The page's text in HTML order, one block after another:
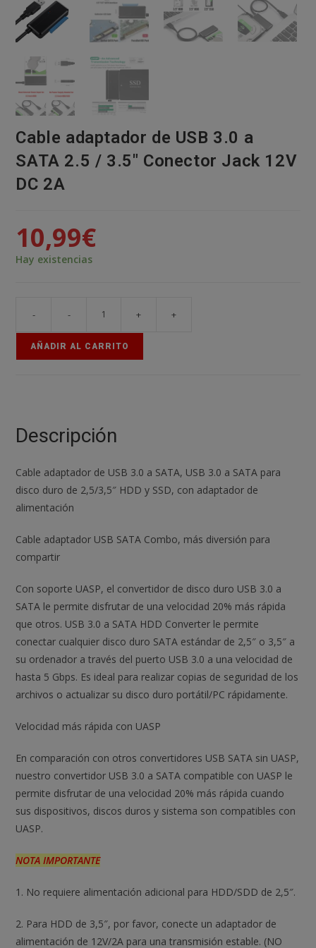
Cable adaptador de USB 3.0 a
SATA 2.5 / 3.5″ Conector Jack 12V
DC 2A
10,99€
Hay existencias
-
Conector
12V
cantidad
- + +
AÑADIR AL CARRITO
Descripción
Cable adaptador de USB 3.0 a SATA, USB 3.0 a SATA para
disco duro de 2,5/3,5″ HDD y SSD, con adaptador de
alimentación
Cable adaptador USB SATA Combo, más diversión para
compartir
Con soporte UASP, el convertidor de disco duro USB 3.0 a
SATA le permite disfrutar de una velocidad 20% más rápida
que otros. USB 3.0 a SATA HDD Converter le permite
conectar cualquier disco duro SATA estándar de 2,5″ o 3,5″ a
su ordenador a través del puerto USB 3.0 a una velocidad de
hasta 5 Gbps. Es ideal para realizar copias de seguridad de los
archivos o actualizar su disco duro portátil/PC rápidamente.
Velocidad más rápida con UASP
En comparación con otros convertidores USB SATA sin UASP,
nuestro convertidor USB 3.0 a SATA compatible con UASP le
permite disfrutar de una velocidad 20% más rápida cuando
sus dispositivos, discos duros y sistema son compatibles con
UASP.
NOTA IMPORTANTE
1. No requiere alimentación adicional para HDD/SDD de 2,5″.
2. Para HDD de 3,5″, por favor, conecte un adaptador de
alimentación de 12V/2A para una transmisión estable. (NO